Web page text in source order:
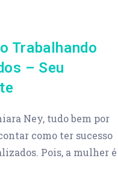
Trabalhando
– Seu
Ney, tudo bem por
como ter sucesso
Pois, a mulher é